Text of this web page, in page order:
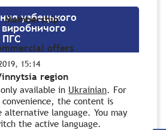
Membership
offers
region
узбецького
ПГС
15:14
available in Ukrainian. For
the content is
alternative language. You may
the active language.